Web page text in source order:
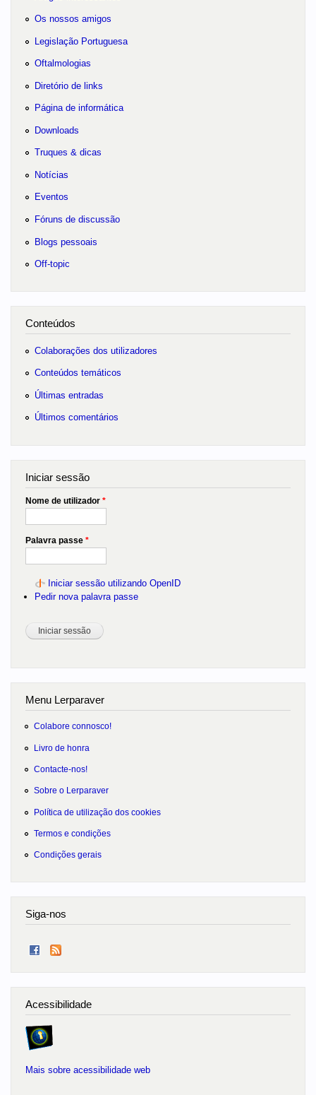
Os nossos amigos
Legislação Portuguesa
Oftalmologias
Diretório de links
Página de informática
Downloads
Truques & dicas
Notícias
Eventos
Fóruns de discussão
Blogs pessoais
Off-topic
Conteúdos
Colaborações dos utilizadores
Conteúdos temáticos
Últimas entradas
Últimos comentários
Iniciar sessão
Nome de utilizador *
Palavra passe *
Iniciar sessão utilizando OpenID
Pedir nova palavra passe
Menu Lerparaver
Colabore connosco!
Livro de honra
Contacte-nos!
Sobre o Lerparaver
Política de utilização dos cookies
Termos e condições
Condições gerais
Siga-nos
Acessibilidade
Mais sobre acessibilidade web